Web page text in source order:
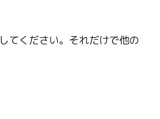
てください。それだけで他の